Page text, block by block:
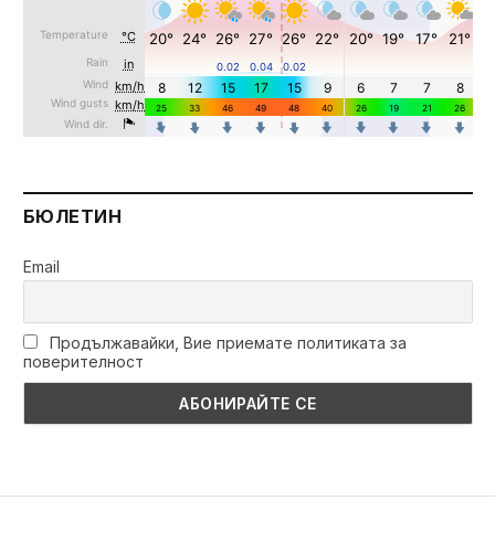
БЮЛЕТИН
Email
Продължавайки, Вие приемате политиката за
поверителност